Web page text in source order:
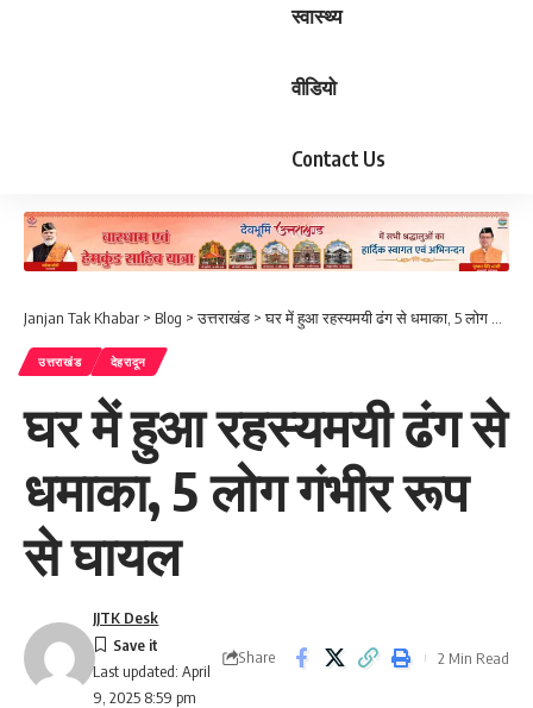
स्वास्थ्य
वीडियो
Contact Us
Janjan Tak Khabar > Blog >उत्तराखंड >घर में हुआ रहस्यमयी ढंग से धमाका, 5 लोग गंभीर रूप से घायल
उत्तराखंड देहरादून
घर में हुआ रहस्यमयी ढंग से
धमाका, 5 लोग गंभीर रूप
से घायल
Last updated: April
9, 2025 8:59 pm
JJTK Desk
Share 2 Min Read